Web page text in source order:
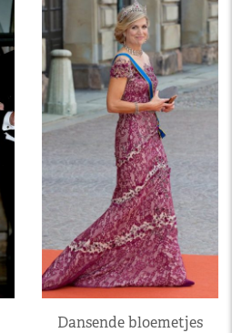
Dansende bloemetjes